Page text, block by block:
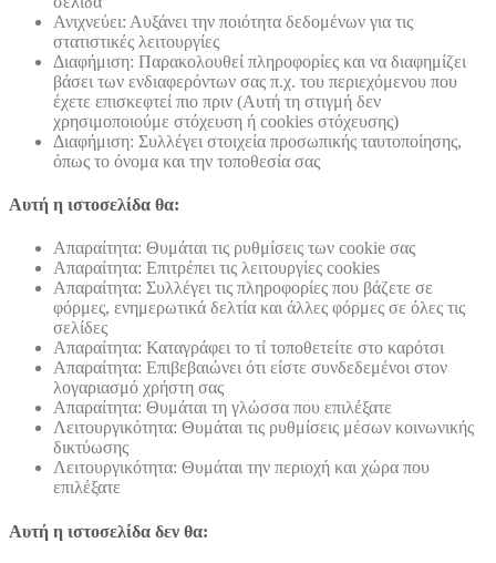
Ανιχνεύει: Αυξάνει την ποιότητα δεδομένων για τις
στατιστικές λειτουργίες
Διαφήμιση: Παρακολουθεί πληροφορίες και να διαφημίζει
βάσει των ενδιαφερόντων σας π.χ. του περιεχόμενου που
έχετε επισκεφτεί πιο πριν (Αυτή τη στιγμή δεν
χρησιμοποιούμε στόχευση ή cookies στόχευσης)
Διαφήμιση: Συλλέγει στοιχεία προσωπικής ταυτοποίησης,
όπως το όνομα και την τοποθεσία σας
Αυτή η ιστοσελίδα θα:
Απαραίτητα: Θυμάται τις ρυθμίσεις των cookie σας
Απαραίτητα: Επιτρέπει τις λειτουργίες cookies
Απαραίτητα: Συλλέγει τις πληροφορίες που βάζετε σε
φόρμες, ενημερωτικά δελτία και άλλες φόρμες σε όλες τις
σελίδες
Απαραίτητα: Καταγράφει το τί τοποθετείτε στο καρότσι
Απαραίτητα: Επιβεβαιώνει ότι είστε συνδεδεμένοι στον
λογαριασμό χρήστη σας
Απαραίτητα: Θυμάται τη γλώσσα που επιλέξατε
Λειτουργικότητα: Θυμάται τις ρυθμίσεις μέσων κοινωνικής
δικτύωσης
Λειτουργικότητα: Θυμάται την περιοχή και χώρα που
επιλέξατε
Αυτή η ιστοσελίδα δεν θα: